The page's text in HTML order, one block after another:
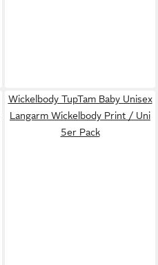
Wickelbody TupTam Baby Unisex
Langarm Wickelbody Print / Uni
5er Pack